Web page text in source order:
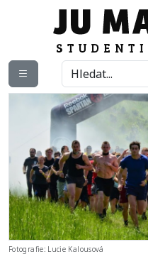
Fotografie: Lucie Kalousová